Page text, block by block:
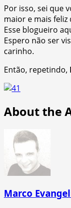
Por isso, sei que
maior e mais feliz
Esse blogueiro
Espero não ser
carinho.
Então, repetindo,
About the
Marco